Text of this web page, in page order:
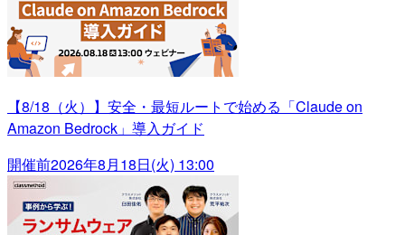
【8/18（火）】安全・最短ルートで始める「Claude on
Amazon Bedrock」導入ガイド
開催前2026年8月18日(火) 13:00